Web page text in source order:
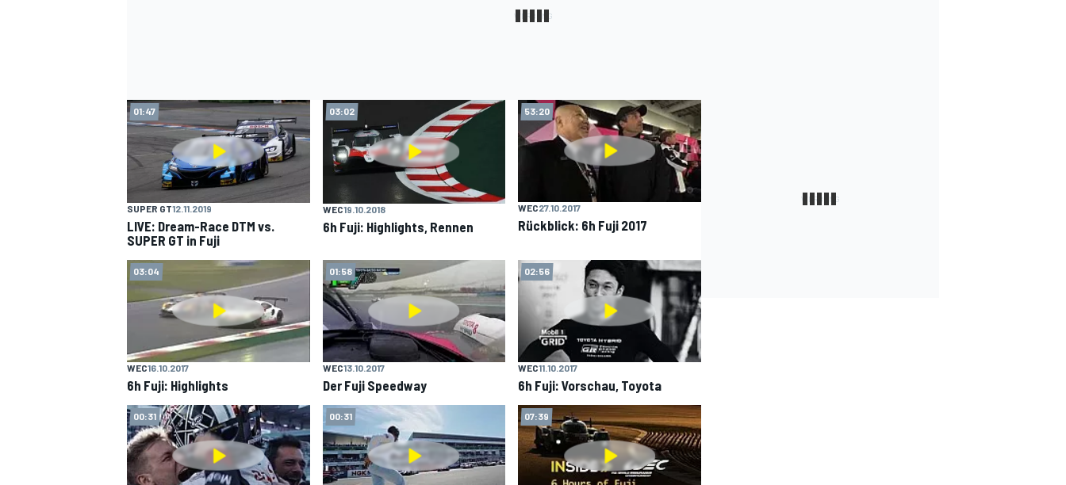
SPORTWAGEN
01:47
SUPER GT12.11.2019
LIVE: Dream-Race DTM vs.
SUPER GT in Fuji
03:02
WEC19.10.2018
6h Fuji: Highlights, Rennen
53:20
WEC27.10.2017
Rückblick: 6h Fuji 2017
03:04
WEC16.10.2017
6h Fuji: Highlights
01:58
WEC13.10.2017
Der Fuji Speedway
02:56
WEC11.10.2017
6h Fuji: Vorschau, Toyota
00:31 00:31 07:39